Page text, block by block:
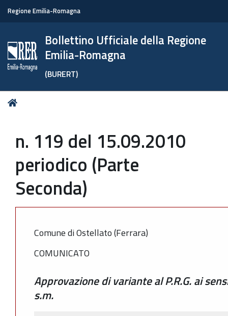
Regione Emilia-Romagna
Bollettino Ufficiale della Regione
Emilia-Romagna
(BURERT)
Tu
n. 119 del 15.09.2010
periodico (Parte
Seconda)
Comune di Ostellato (Ferrara)
COMUNICATO
Approvazione di variante al P.R.G. ai
s.m.